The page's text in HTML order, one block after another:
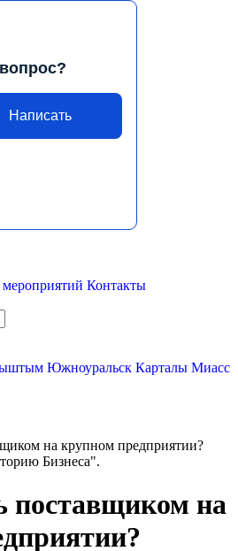
Написать
Контакты
Южноуральск Карталы Миасс
на крупном предприятии?
Бизнеса".
поставщиком на